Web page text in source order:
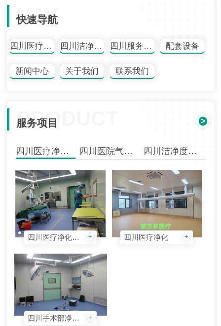
NAV
快速导航
四川医疗净化工程 四川洁净度检测 四川服务项目 配套设备
新闻中心 关于我们 联系我们
PRODUCT
服务项目 >
四川医疗净化工程 四川医院气体工程 四川洁净度检测
四川医疗净化工程 + 四川医疗净化 +
四川手术部净化工程 +